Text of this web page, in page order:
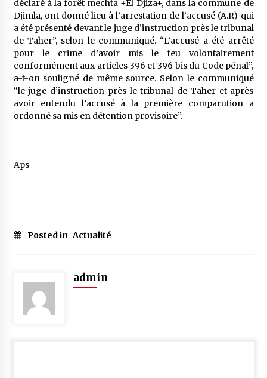
5 ans ago
Tradition orale/ D’où viennent les contes et à
quoi servent-ils?
5 ans ago
déclaré à la forêt mechta +El Djiza+, dans la commune de
Djimla, ont donné lieu à l’arrestation de l’accusé (A.R) qui
a été présenté devant le juge d’instruction près le tribunal
de Taher”, selon le communiqué. “L’accusé a été arrêté
pour le crime d’avoir mis le feu volontairement
conformément aux articles 396 et 396 bis du Code pénal”,
a-t-on souligné de même source. Selon le communiqué
“le juge d’instruction près le tribunal de Taher et après
avoir entendu l’accusé à la première comparution a
ordonné sa mis en détention provisoire”.
Aps
Posted in Actualité
admin